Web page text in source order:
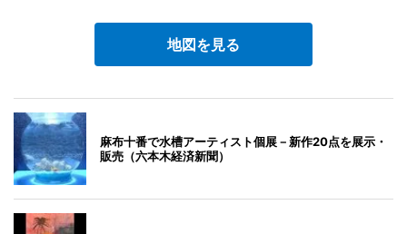
地図を見る
麻布十番で水槽アーティスト個展－新作20点を展示・
販売（六本木経済新聞）